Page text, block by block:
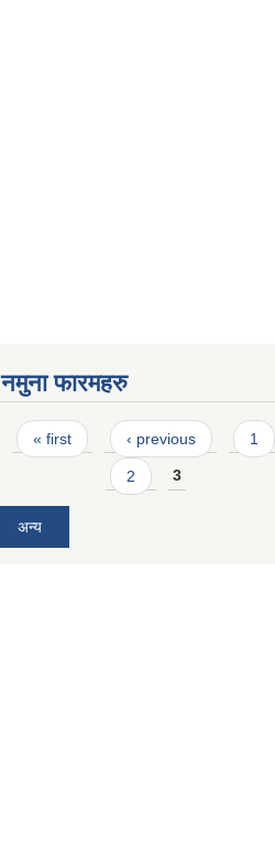
नमुना फारमहरु
Pages
« first ‹ previous 1
2 3
अन्य